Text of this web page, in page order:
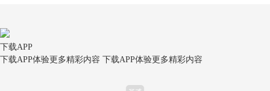
下载APP
下载APP体验更多精彩内容 下载APP体验更多精彩内容